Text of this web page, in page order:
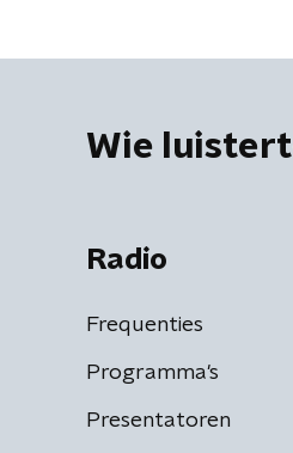
Wie luistert
Radio
Frequenties
Programma's
Presentatoren